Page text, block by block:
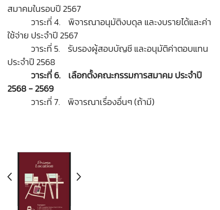
สมาคมในรอบปี 2567
วาระที่ 4. พิจารณาอนุมัติงบดุล และงบรายได้และค่า
ใช้จ่าย ประจำปี 2567
วาระที่ 5. รับรองผู้สอบบัญชี และอนุมัติค่าตอบแทน
ประจำปี 2568
วาระที่ 6. เลือกตั้งคณะกรรมการสมาคม ประจำปี
2568 - 2569
วาระที่ 7. พิจารณาเรื่องอื่นๆ (ถ้ามี)